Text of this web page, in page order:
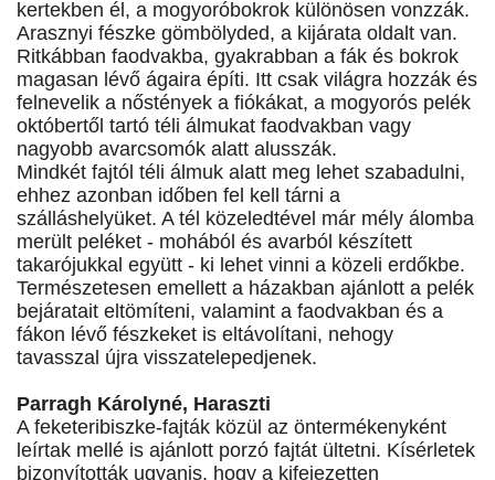
kertekben él, a mogyoróbokrok különösen vonzzák.
Arasznyi fészke gömbölyded, a kijárata oldalt van.
Ritkábban faodvakba, gyakrabban a fák és bokrok
magasan lévő ágaira építi. Itt csak világra hozzák és
felnevelik a nőstények a fiókákat, a mogyorós pelék
októbertől tartó téli álmukat faodvakban vagy
nagyobb avarcsomók alatt alusszák.
Mindkét fajtól téli álmuk alatt meg lehet szabadulni,
ehhez azonban időben fel kell tárni a
szálláshelyüket. A tél közeledtével már mély álomba
merült peléket - mohából és avarból készített
takarójukkal együtt - ki lehet vinni a közeli erdőkbe.
Természetesen emellett a házakban ajánlott a pelék
bejáratait eltömíteni, valamint a faodvakban és a
fákon lévő fészkeket is eltávolítani, nehogy
tavasszal újra visszatelepedjenek.
Parragh Károlyné, Haraszti
A feketeribiszke-fajták közül az öntermékenyként
leírtak mellé is ajánlott porzó fajtát ültetni. Kísérletek
bizonyították ugyanis, hogy a kifejezetten